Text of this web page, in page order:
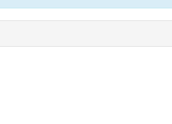
8월 5일 에덴교회 수요예배